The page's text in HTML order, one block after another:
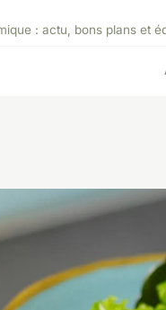
: actu, bons plans et